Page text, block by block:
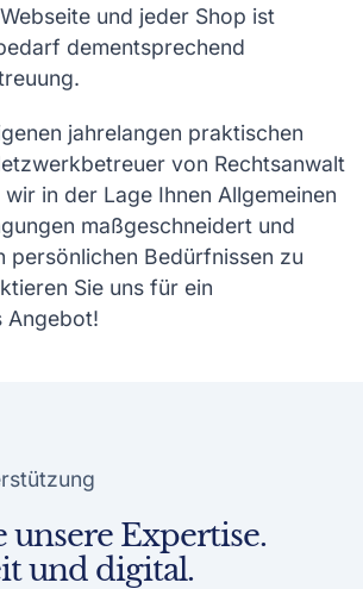
und jeder Shop ist
dementspre­chend
jahrelangen praktischen
von Rechtsanwalt
in der Lage Ihnen Allgemeinen
maßgeschneidert und
persön­lichen Bedürfnissen zu
Sie uns für ein
Angebot!
unsere Expertise.
und digital.